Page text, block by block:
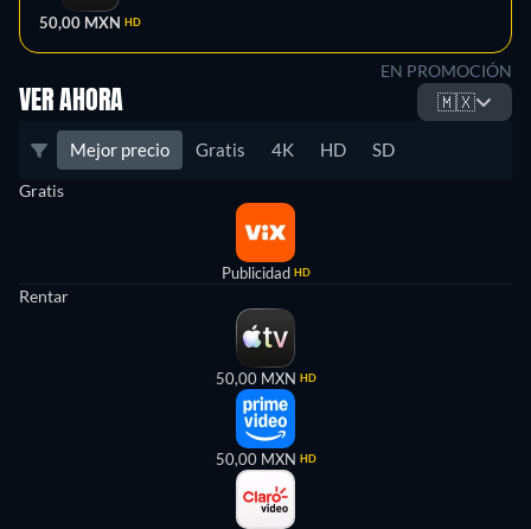
50,00 MXN HD
EN PROMOCIÓN
VER AHORA 🇲🇽
Mejor precio Gratis 4K HD SD
Gratis
Publicidad HD
Rentar
50,00 MXN HD
50,00 MXN HD